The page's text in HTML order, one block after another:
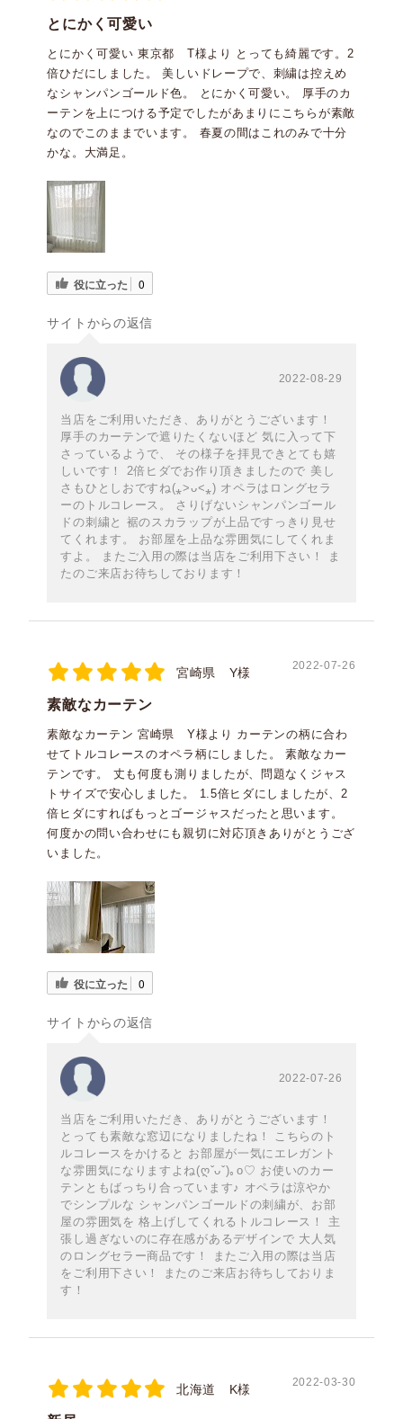
とにかく可愛い
とにかく可愛い 東京都 T様より とっても綺麗です。2
倍ひだにしました。 美しいドレープで、刺繍は控えめ
なシャンパンゴールド色。 とにかく可愛い。 厚手のカ
ーテンを上につける予定でしたがあまりにこちらが素敵
なのでこのままでいます。 春夏の間はこれのみで十分
かな。大満足。
役に立った 0
サイトからの返信
2022-08-29
当店をご利用いただき、ありがとうございます！
厚手のカーテンで遮りたくないほど 気に入って下
さっているようで、 その様子を拝見できとても嬉
しいです！ 2倍ヒダでお作り頂きましたので 美し
さもひとしおですね(⁎˃ᴗ˂⁎) オペラはロングセラ
ーのトルコレース。 さりげないシャンパンゴール
ドの刺繍と 裾のスカラップが上品ですっきり見せ
てくれます。 お部屋を上品な雰囲気にしてくれま
すよ。 またご入用の際は当店をご利用下さい！ ま
たのご来店お待ちしております！
宮崎県 Y様 2022-07-26
素敵なカーテン
素敵なカーテン 宮崎県 Y様より カーテンの柄に合わ
せてトルコレースのオペラ柄にしました。 素敵なカー
テンです。 丈も何度も測りましたが、問題なくジャス
トサイズで安心しました。 1.5倍ヒダにしましたが、2
倍ヒダにすればもっとゴージャスだったと思います。
何度かの問い合わせにも親切に対応頂きありがとうござ
いました。
役に立った 0
サイトからの返信
2022-07-26
当店をご利用いただき、ありがとうございます！
とっても素敵な窓辺になりましたね！ こちらのト
ルコレースをかけると お部屋が一気にエレガント
な雰囲気になりますよね(ღˇᴗˇ)｡o♡ お使いのカー
テンともばっちり合っています♪ オペラは涼やか
でシンプルな シャンパンゴールドの刺繍が、お部
屋の雰囲気を 格上げしてくれるトルコレース！ 主
張し過ぎないのに存在感があるデザインで 大人気
のロングセラー商品です！ またご入用の際は当店
をご利用下さい！ またのご来店お待ちしておりま
す！
北海道 K様 2022-03-30